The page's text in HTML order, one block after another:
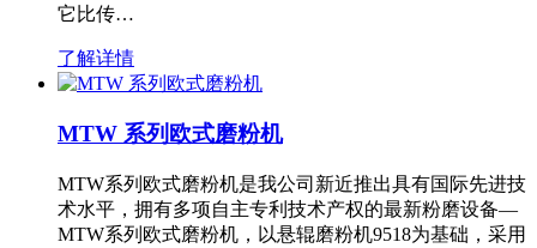
它比传…
了解详情
MTW 系列欧式磨粉机
MTW系列欧式磨粉机是我公司新近推出具有国际先进技
术水平，拥有多项自主专利技术产权的最新粉磨设备—
MTW系列欧式磨粉机，以悬辊磨粉机9518为基础，采用